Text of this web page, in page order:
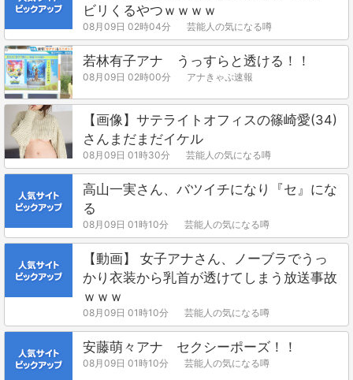
ビリくるやつｗｗｗｗ
08月09日 02時04分 芸能人の気になる噂
若林有子アナ うっすらと透ける！！
08月09日 02時00分 アナきゃぷ速報
【画像】サテライトオフィスの篠崎愛(34)
さんまだまだイケル
08月09日 01時30分 芸能人の気になる噂
高山一実さん、バツイチになり『セ』にな
る
08月09日 01時10分 芸能人の気になる噂
【動画】 女子アナさん、ノーブラでうっ
かり衣装から乳首が透けてしまう放送事故
ｗｗｗ
08月09日 01時10分 芸能人の気になる噂
安藤萌々アナ セクシーポーズ！！
08月09日 01時10分 芸能人の気になる噂